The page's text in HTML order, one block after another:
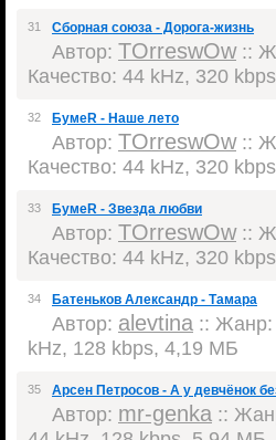
31 Сборная союза - Дорога-жизнь
Автор: TOrreswOw::
Качество: 44 kHz, 320
32 БумеR - Наше лето
Автор: TOrreswOw::
Качество: 44 kHz, 320
33 БумеR - Звезда любви
Автор: TOrreswOw::
Качество: 44 kHz, 320
34 Батеньков Александр - Тамара
Автор: alevtina :: Жанр:
kHz, 128 kbps, 4,19 МБ
35 Арсен Петросов - А у девчёнок
Автор: mr-genka ::